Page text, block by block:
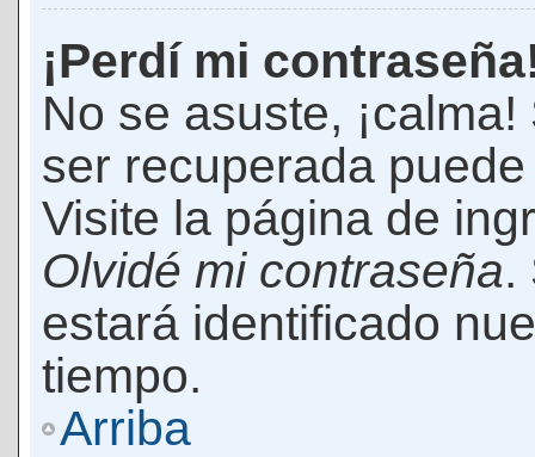
¡Perdí mi
No se asuste,
ser recuperada
Visite la página de
Olvidé mi contraseña.
estará identificado
tiempo.
Arriba